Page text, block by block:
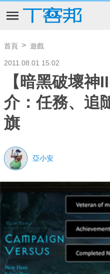
首頁 遊戲
2011.08.01 15:02
【暗黑破壞
介：任務、追
旗
亞小安